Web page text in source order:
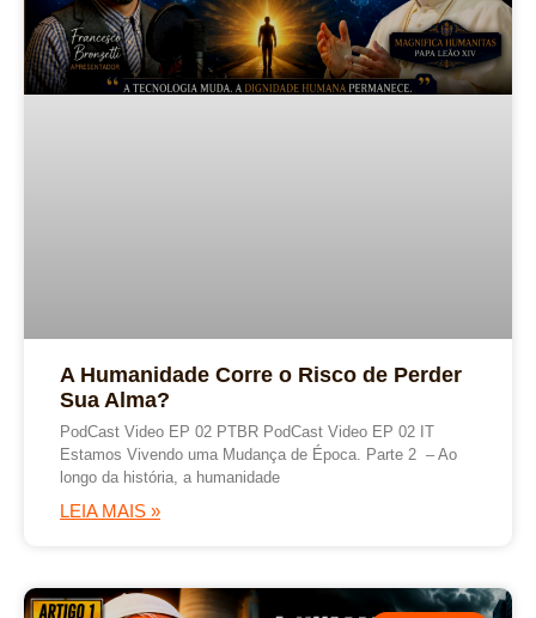
A Humanidade Corre o Risco de Perder
Sua Alma?
PodCast Video EP 02 PTBR PodCast Video EP 02 IT
Estamos Vivendo uma Mudança de Época. Parte 2 – Ao
longo da história, a humanidade
LEIA MAIS »